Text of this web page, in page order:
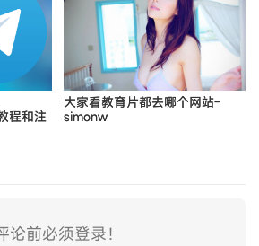
程和注
大家看教育片都去哪个网站-
simonw
论前必须登录！